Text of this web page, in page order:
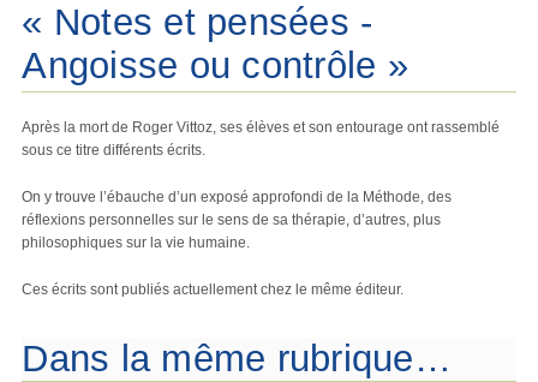
« Notes et pensées -
Angoisse ou contrôle »
Après la mort de Roger Vittoz, ses élèves et son entourage ont rassemblé
sous ce titre différents écrits.
On y trouve l’ébauche d’un exposé approfondi de la Méthode, des
réflexions personnelles sur le sens de sa thérapie, d’autres, plus
philosophiques sur la vie humaine.
Ces écrits sont publiés actuellement chez le même éditeur.
Dans la même rubrique…